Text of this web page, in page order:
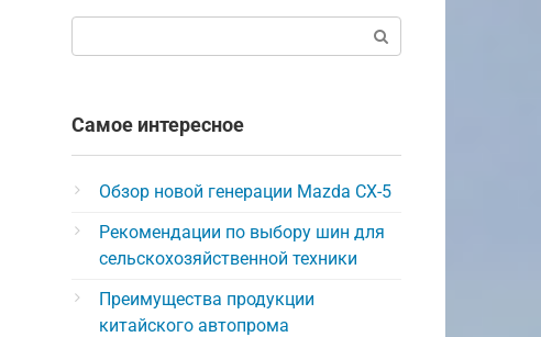
Самое интересное
Обзор новой генерации Mazda CX-5
Рекомендации по выбору шин для
сельскохозяйственной техники
Преимущества продукции
китайского автопрома